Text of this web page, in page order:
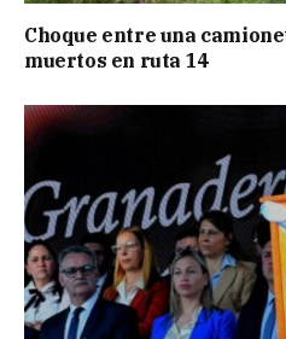
Choque entre una
muertos en ruta 14